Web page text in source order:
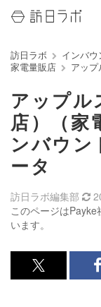
訪日ラボ インバ
家電量販店
アップ
アップル
店）（家
ンバウン
ータ
このページは
います。
訪日ラボ編集部
x<br>